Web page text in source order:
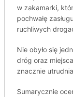
w zakamarki,
pochwałę
ruchliwych
Nie obyło się
dróg oraz
znacznie
Sumarycznie